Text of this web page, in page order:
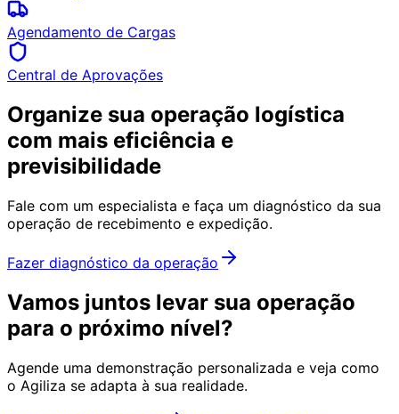
Agendamento de Cargas
Central de Aprovações
Organize sua operação logística
com mais eficiência e
previsibilidade
Fale com um especialista e faça um diagnóstico da sua
operação de recebimento e expedição.
Fazer diagnóstico da operação
Vamos juntos levar sua operação
para o próximo nível?
Agende uma demonstração personalizada e veja como
o Agiliza se adapta à sua realidade.